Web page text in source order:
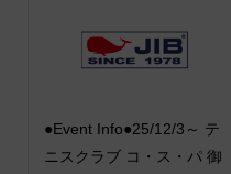
●Event Info●25/12/3～ テ
ニスクラブ コ・ス・パ 御